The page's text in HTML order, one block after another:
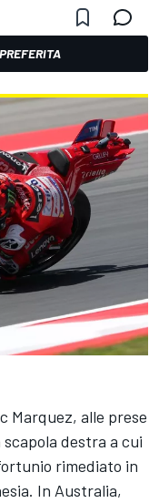
Marquez, alle prese
destra a cui
rimediato in
In Australia,